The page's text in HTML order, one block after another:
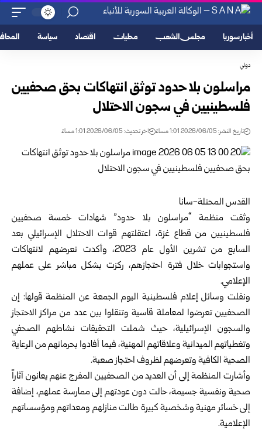
أخبار سوريا مجلس الشعب محليات اقتصاد سياسة
دولي
مراسلون بلا حدود توثق انتهاكات بحق صحفيين
فلسطينيين في سجون الاحتلال
تاريخ النشر: 2026/06/05 1:01 مساءً اخر تحديث: 2026/06/05 1:01 مساءً
القدس المحتلة-سانا
وثقت منظمة “مراسلون بلا حدود” شهادات خمسة صحفيين
فلسطينيين من قطاع غزة، اعتقلتهم قوات الاحتلال الإسرائيلي بعد
السابع من تشرين الأول عام 2023، وأكدت تعرضهم لانتهاكات
واستجوابات خلال فترة احتجازهم، ركزت بشكل مباشر على عملهم
الإعلامي.
ونقلت وسائل إعلام فلسطينية اليوم الجمعة عن المنظمة قولها: إن
الصحفيين تعرضوا لمعاملة قاسية وتنقلوا بين عدد من مراكز الاحتجاز
والسجون الإسرائيلية، حيث شملت التحقيقات نشاطهم الصحفي
وتغطياتهم الميدانية وعلاقاتهم المهنية، فيما أفادوا بحرمانهم من الرعاية
الصحية الكافية وتعرضهم لظروف احتجاز صعبة.
وأشارت المنظمة إلى أن العديد من الصحفيين المفرج عنهم يعانون آثاراً
صحية ونفسية جسيمة، حالت دون عودتهم إلى ممارسة عملهم، إضافة
إلى خسائر مهنية وشخصية كبيرة طالت منازلهم ومعداتهم ومؤسساتهم
الإعلامية.